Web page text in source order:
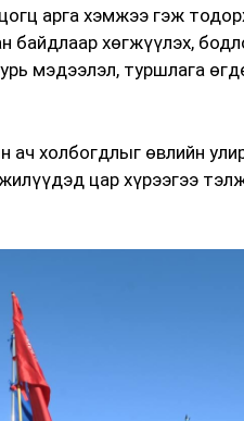
арга хэмжээ гэж
байдлаар хөгжүүлэх,
мэдээлэл, туршлага
холбогдлыг өвлийн
цар хүрээгээ